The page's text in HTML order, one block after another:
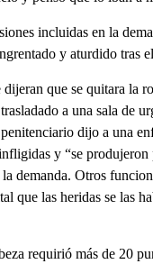
incluidas en la
y aturdido tras
dijeran que se quitara la
a una sala de
dijo a una
y “se
la demanda. Otros
que las heridas se las
requirió más de 20